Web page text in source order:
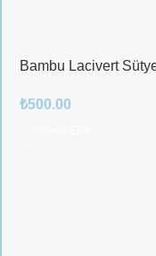
Bambu Lacivert
₺500.00